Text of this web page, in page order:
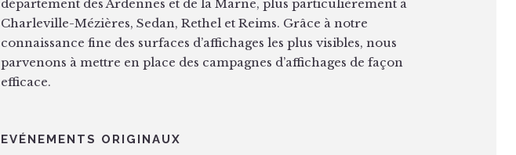
département des Ardennes et de la Marne, plus particulièrement à
Charleville-Mézières, Sedan, Rethel et Reims. Grâce à notre
connaissance fine des surfaces d’affichages les plus visibles, nous
parvenons à mettre en place des campagnes d’affichages de façon
efficace.
EVÉNEMENTS ORIGINAUX